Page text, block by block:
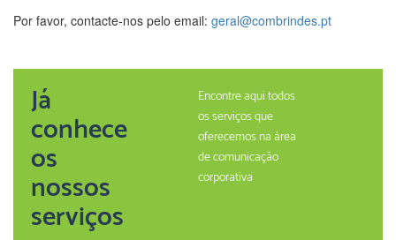
Por favor, contacte-nos pelo email: geral@combrindes.pt
Já
conhece
os
nossos
serviços
Encontre aqui todos
os serviços que
oferecemos na àrea
de comunicação
corporativa